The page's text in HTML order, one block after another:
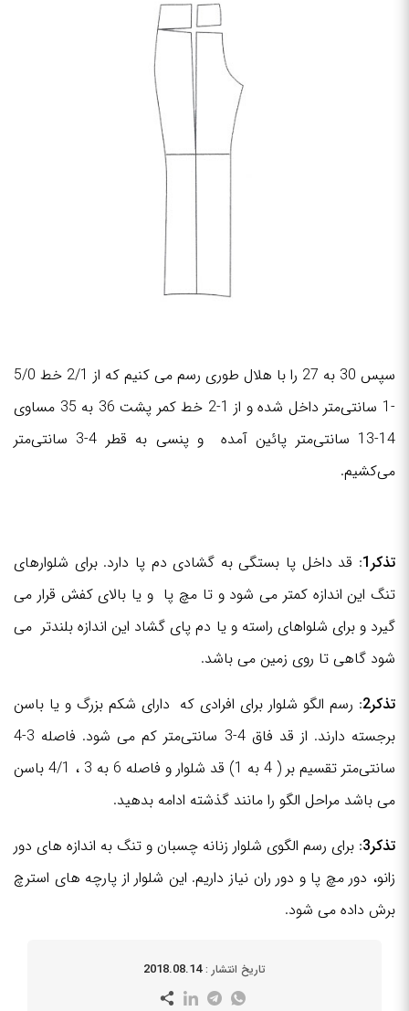
سپس 30 به 27 را با هلال طوری رسم می کنیم که از 2/1 خط 5/0
-1 سانتی‌متر داخل شده و از 1-2 خط کمر پشت 36 به 35 مساوی
14-13 سانتی‌متر پائین آمده و پنسی به قطر 4-3 سانتی‌متر
می‌کشیم.
تذکر1 : قد داخل پا بستگی به گشادی دم پا دارد. برای شلوارهای
تنگ این اندازه کمتر می شود و تا مچ پا و یا بالای کفش قرار می
گیرد و برای شلواهای راسته و یا دم پای گشاد این اندازه بلندتر می
شود گاهی تا روی زمین می باشد.
تذکر2 : رسم الگو شلوار برای افرادی که دارای شکم بزرگ و یا باسن
برجسته دارند. از قد فاق 4-3 سانتی‌متر کم می شود. فاصله 3-4
سانتی‌متر تقسیم بر ( 4 به 1) قد شلوار و فاصله 6 به 3 ، 4/1 باسن
می باشد مراحل الگو را مانند گذشته ادامه بدهید.
تذکر3 : برای رسم الگوی شلوار زنانه چسبان و تنگ به اندازه های دور
زانو، دور مچ پا و دور ران نیاز داریم. این شلوار از پارچه های استرچ
برش داده می شود.
تاریخ انتشار :2018.08.14